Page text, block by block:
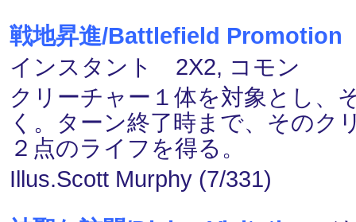
戦地昇進/Battlefield Promotion
インスタント 2X2, コモン
クリーチャー１体を対象とし、
く。ターン終了時まで、そのク
２点のライフを得る。
Illus.Scott Murphy (7/331)